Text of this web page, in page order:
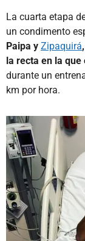
La cuarta etapa
un condimento
Paipa y Zipaquirá
la recta en la que
durante un
km por hora.